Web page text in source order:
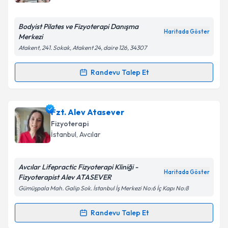
Metni'ni okudum ve kişisel verilerimin belirtilen
kapsamda işlenmesini kabul ediyorum.
Bodyist Pilates ve Fizyoterapi Danışma
Merkezi
Haritada Göster
Atakent, 241. Sokak, Atakent 24, daire 126, 34307
Randevu Talep Et
Randevu Takvimi Talebi
Fzt. Göknur Mırıkiçin randevu takvimi talebi
oluşturun. Size bu uzmandan randevu almanız için bir
takvim hazırlandığında e-posta ile bilgilendireceğiz.
Kişisel verilerimin işlenmesine ilişkinAydınlatma
'ni okudum ve kişisel verilerimin belirtilen
kapsamda işlenmesini kabul ediyorum.
Fzt. Alev Atasever
Fizyoterapi
İstanbul, Avcılar
Avcılar Lifepractic Fizyoterapi Kliniği -
Fizyoterapist Alev ATASEVER
Haritada Göster
Gümüşpala Mah. Galip Sok. İstanbul İş Merkezi No:6 İç Kapı No:8
Randevu Talep Et
Randevu Takvimi Talebi